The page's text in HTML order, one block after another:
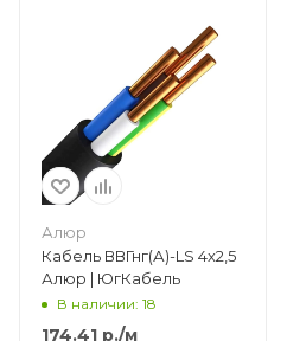
Алюр
Кабель ВВГнг(А)-LS 4х2,5
Алюр | ЮгКабель
В наличии: 18
174.41 р./м